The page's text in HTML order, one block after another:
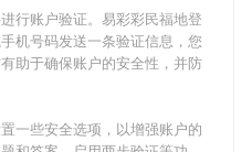
行账户验证。易彩彩民福地登
机号码发送一条验证信息，您
助于确保账户的安全性，并防
一些安全选项，以增强账户的